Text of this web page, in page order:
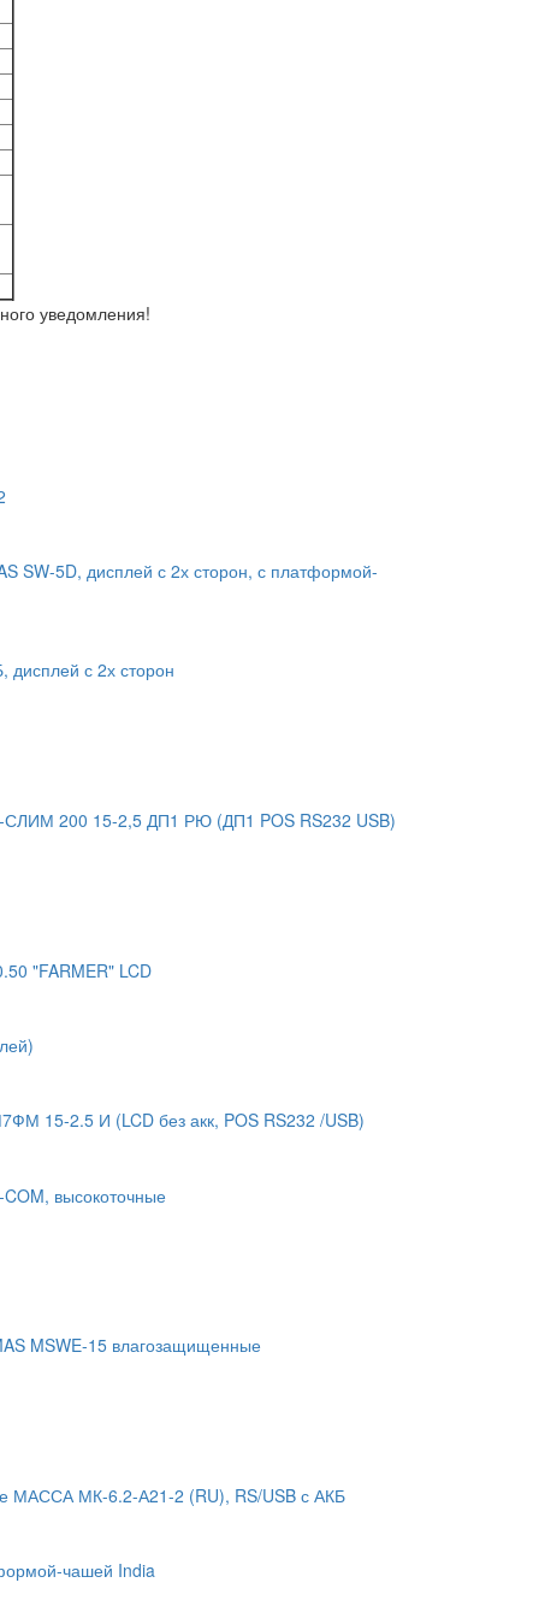
уведомления!
SW-5D, дисплей с 2х сторон, с платформой-
с 2х сторон
200 15-2,5 ДП1 РЮ (ДП1 POS RS232 USB)
"FARMER" LCD
15-2.5 И (LCD без акк, POS RS232 /USB)
высокоточные
MSWE-15 влагозащищенные
МАССА МК-6.2-А21-2 (RU), RS/USB с АКБ
чашей India